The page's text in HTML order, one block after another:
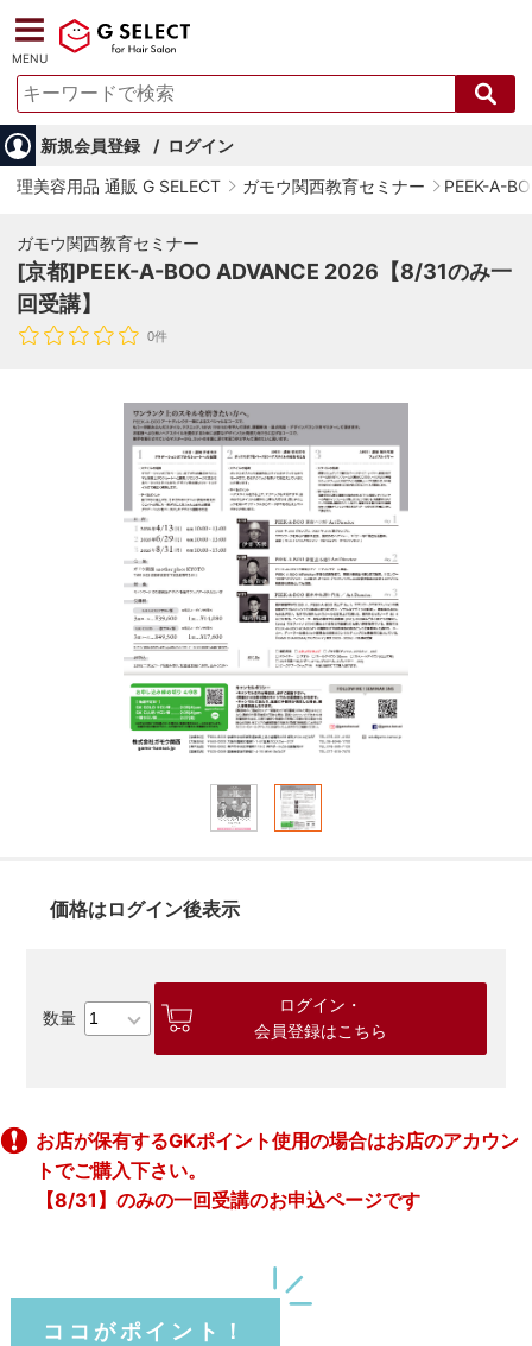
MENU
新規会員登録
ログイン
理美容用品 通販 G SELECT
ガモウ関西教育セミナー PEEK-A-
ガモウ関西教育セミナー
[京都]PEEK-A-BOO ADVANCE 2026【8/31のみ一
回受講】
0件
価格はログイン後表示
ログイン・
会員登録はこちら
お店が保有するGKポイント使用の場合はお店のアカウン
トでご購入下さい。
【8/31】のみの一回受講のお申込ページです
ココがポイント！